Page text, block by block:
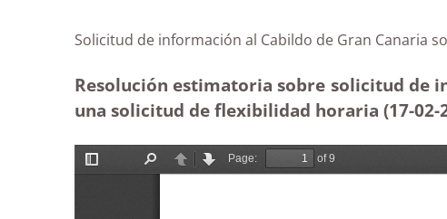
Solicitud de información al Cabildo de Gran
Resolución estimatoria sobre solicitud de
una solicitud de flexibilidad horaria (17-02-